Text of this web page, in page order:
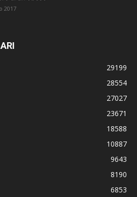
2017
29199
28554
27027
23671
18588
10887
9643
8190
6853